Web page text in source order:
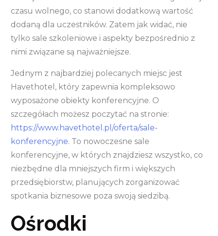
czasu wolnego, co stanowi dodatkową wartość
dodaną dla uczestników. Zatem jak widać, nie
tylko sale szkoleniowe i aspekty bezpośrednio z
nimi związane są najważniejsze.
Jednym z najbardziej polecanych miejsc jest
Havethotel, który zapewnia kompleksowo
wyposażone obiekty konferencyjne. O
szczegółach możesz poczytać na stronie:
https://www.havethotel.pl/oferta/sale-
konferencyjne. To nowoczesne sale
konferencyjne, w których znajdziesz wszystko, co
niezbędne dla mniejszych firm i większych
przedsiębiorstw, planujących zorganizować
spotkania biznesowe poza swoją siedzibą.
Ośrodki